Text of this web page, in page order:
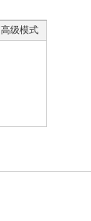
高级模式